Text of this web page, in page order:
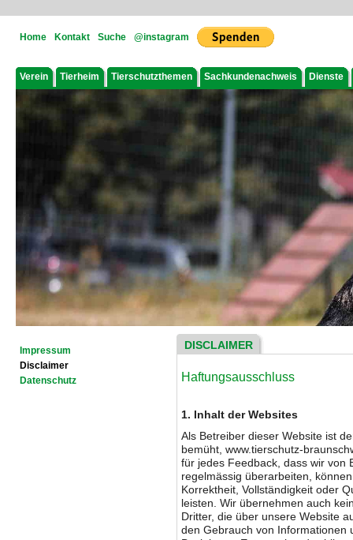
Home Kontakt Suche @instagram
Verein Tierheim Tierschutzthemen Sachkundenachweis Dienste
Impressum
Disclaimer
Datenschutz
DISCLAIMER
Haftungsausschluss
1. Inhalt der Websites
Als Betreiber dieser Website ist
bemüht, www.tierschutz-
für jedes Feedback, dass wir von
regelmässig überarbeiten,
Korrektheit, Vollständigkeit oder
leisten. Wir übernehmen auch
Dritter, die über unsere Website
den Gebrauch von Informationen